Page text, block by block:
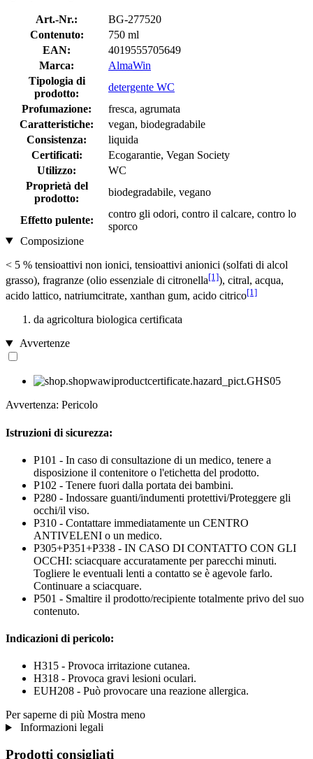
Art.-Nr.:
BG-277520
Contenuto:
750 ml
EAN:
4019555705649
Marca:
AlmaWin
Tipologia di
prodotto:
detergente WC
Profumazione:
fresca, agrumata
Caratteristiche:
vegan, biodegradabile
Consistenza:
liquida
Certificati:
Ecogarantie, Vegan Society
Utilizzo:
WC
Proprietà del
prodotto:
biodegradabile, vegano
Effetto pulente:
contro gli odori, contro il calcare, contro lo
sporco
Composizione
< 5 % tensioattivi non ionici, tensioattivi anionici (solfati di alcol
grasso), fragranze (olio essenziale di citronella[1]), citral, acqua,
acido lattico, natriumcitrate, xanthan gum, acido citrico[1]
da agricoltura biologica certificata
Avvertenze
Avvertenza: Pericolo
Istruzioni di sicurezza:
P101 - In caso di consultazione di un medico, tenere a
disposizione il contenitore o l'etichetta del prodotto.
P102 - Tenere fuori dalla portata dei bambini.
P280 - Indossare guanti/indumenti protettivi/Proteggere gli
occhi/il viso.
P310 - Contattare immediatamente un CENTRO
ANTIVELENI o un medico.
P305+P351+P338 - IN CASO DI CONTATTO CON GLI
OCCHI: sciacquare accuratamente per parecchi minuti.
Togliere le eventuali lenti a contatto se è agevole farlo.
Continuare a sciacquare.
P501 - Smaltire il prodotto/recipiente totalmente privo del suo
contenuto.
Indicazioni di pericolo:
H315 - Provoca irritazione cutanea.
H318 - Provoca gravi lesioni oculari.
EUH208 - Può provocare una reazione allergica.
Per saperne di più Mostra meno
Informazioni legali
Prodotti consigliati